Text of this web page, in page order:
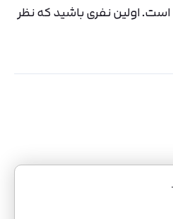
اولین نفری باشید که نظر